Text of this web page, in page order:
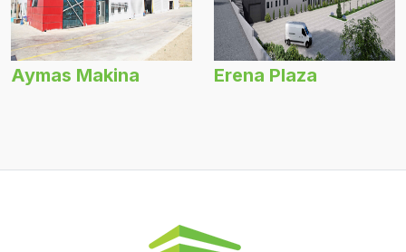
Aymas Makina Erena Plaza